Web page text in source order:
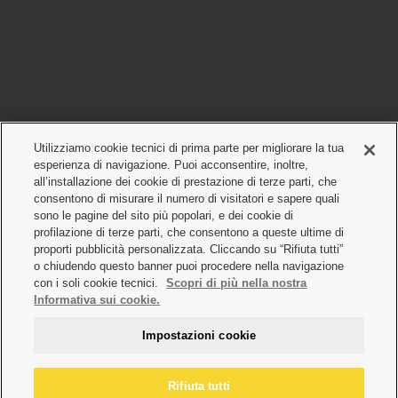
Utilizziamo cookie tecnici di prima parte per migliorare la tua
esperienza di navigazione. Puoi acconsentire, inoltre,
all’installazione dei cookie di prestazione di terze parti, che
consentono di misurare il numero di visitatori e sapere quali
sono le pagine del sito più popolari, e dei cookie di
profilazione di terze parti, che consentono a queste ultime di
proporti pubblicità personalizzata. Cliccando su “Rifiuta tutti”
o chiudendo questo banner puoi procedere nella navigazione
con i soli cookie tecnici.
Scopri di più nella nostra
Informativa sui cookie.
Impostazioni cookie
Rifiuta tutti